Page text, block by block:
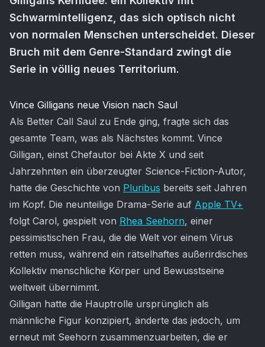
Schwarmintelligenz, das sich optisch nicht
von normalen Menschen unterscheidet. Dieser
Bruch mit dem Genre-Standard zwingt die
Serie in völlig neues Territorium.
Artikel-Inhalt
Vince Gilligans neue Vision nach Saul
Als Better Call Saul zu Ende ging, fragte sich das
gesamte Team, was als Nächstes kommt. Vince
Gilligan, einst Chefautor bei Akte X und seit
Jahrzehnten ein überzeugter Science-Fiction-Autor,
hatte die Geschichte von Pluribus bereits seit Jahren
im Kopf. Die neunteilige Drama-Serie auf Apple TV+
folgt Carol, gespielt von Rhea Seehorn, einer
pessimistischen Frau, die die Welt vor einem Virus
retten muss, während ein rätselhaftes außerirdisches
Kollektiv menschliche Körper und Bewusstseine
weltweit übernimmt.
Gilligan hatte die Hauptrolle ursprünglich als
männliche Figur konzipiert, änderte das jedoch, um
erneut mit Seehorn zusammenzuarbeiten, die er